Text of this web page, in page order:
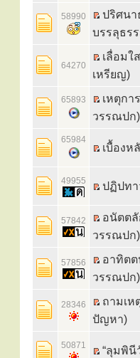
58990
ปริศนา
บรรลุธร
64270
เลื่อมใ
เหรียญ)
65893
เหตุกา
วรรณปก)
65984
เบื้องห
49955 ปฏิปทา
57842
อนัตต
วรรณปก)
57856
อาทิตต
วรรณปก)
28346
ถามเห
ปัญหา)
50871 “ลุมพินี